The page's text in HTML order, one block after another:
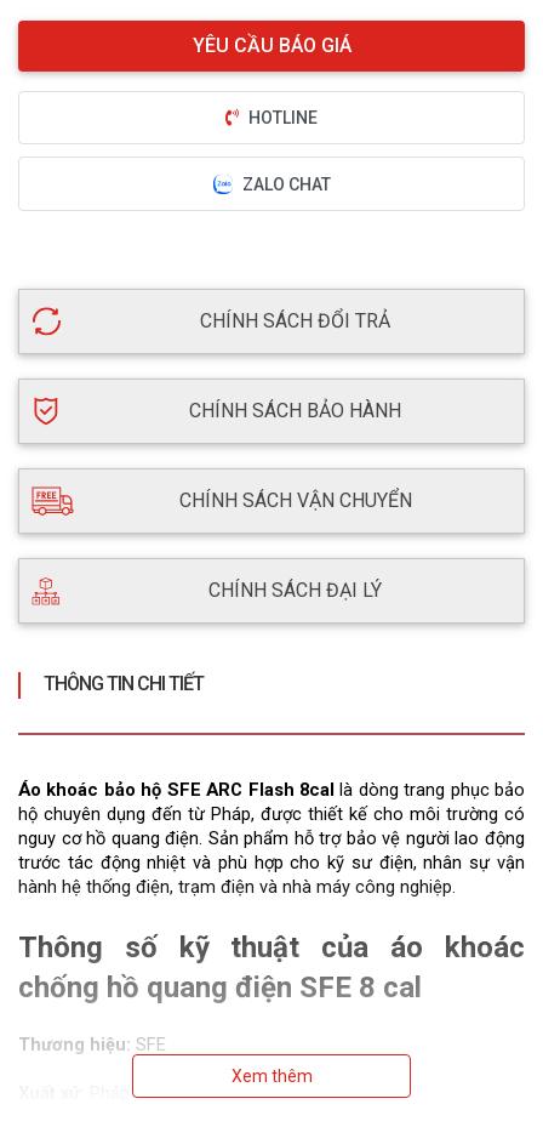
HOTLINE
ZALO CHAT
CHÍNH SÁCH ĐỔI TRẢ
CHÍNH SÁCH BẢO HÀNH
CHÍNH SÁCH VẬN CHUYỂN
CHÍNH SÁCH ĐẠI LÝ
THÔNG TIN CHI TIẾT
Áo khoác bảo hộ SFE ARC Flash 8cal là dòng trang phục bảo
hộ chuyên dụng đến từ Pháp, được thiết kế cho môi trường có
nguy cơ hồ quang điện. Sản phẩm hỗ trợ bảo vệ người lao động
trước tác động nhiệt và phù hợp cho kỹ sư điện, nhân sự vận
hành hệ thống điện, trạm điện và nhà máy công nghiệp.
Thông số kỹ thuật của áo khoác
chống hồ quang điện SFE 8 cal
Thương hiệu: SFE
Xem thêm